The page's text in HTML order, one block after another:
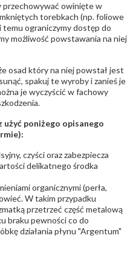
przechowywać owinięte w
torebkach (np. foliowe
temu ograniczymy dostęp do
możliwość powstawania na niej
osad który na niej powstał jest
spakuj te wyroby i zanieś je
je wyczyścić w fachowy
użyć poniżego opisanego
czyści oraz zabezpiecza
delikatnego środka
organicznymi (perła,
W takim przypadku
przetrzeć część metalową
braku pewności co do
działania płynu "Argentum"